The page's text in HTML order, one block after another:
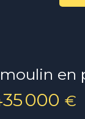
en
000 €